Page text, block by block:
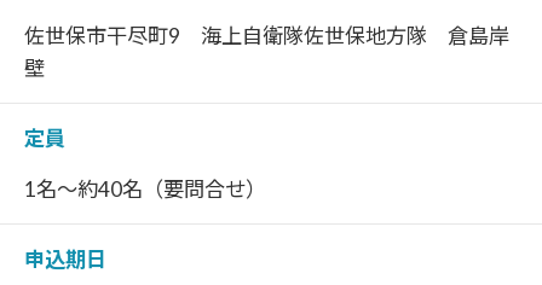
佐世保市干尽町9 海上自衛隊佐世保地方隊 倉島岸
壁
定員
1名～約40名（要問合せ）
申込期日